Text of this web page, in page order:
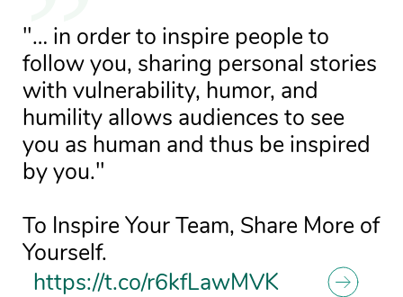
"… in order to inspire people to
follow you, sharing personal stories
with vulnerability, humor, and
humility allows audiences to see
you as human and thus be inspired
by you."
To Inspire Your Team, Share More of
Yourself.
https://t.co/r6kfLawMVK